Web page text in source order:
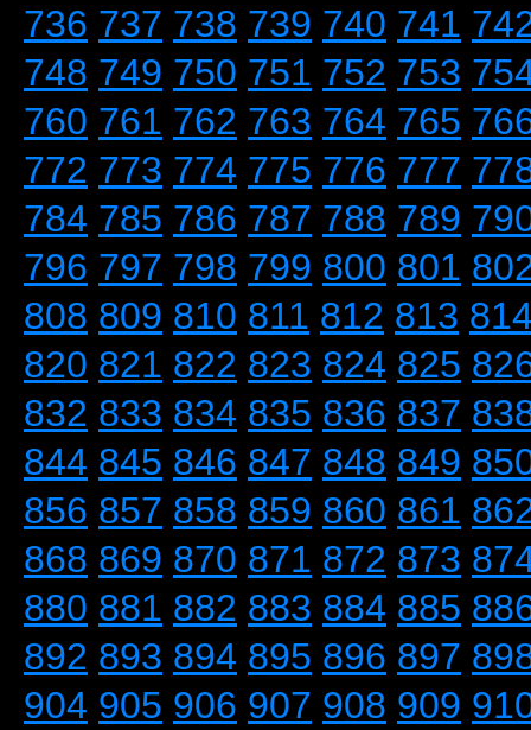
736 737 738 739 740 741
748 749 750 751 752 753
760 761 762 763 764 765
772 773 774 775 776 777
784 785 786 787 788 789
796 797 798 799 800 801
808 809 810 811 812 813
820 821 822 823 824 825
832 833 834 835 836 837
844 845 846 847 848 849
856 857 858 859 860 861
868 869 870 871 872 873
880 881 882 883 884 885
892 893 894 895 896 897
904 905 906 907 908 909